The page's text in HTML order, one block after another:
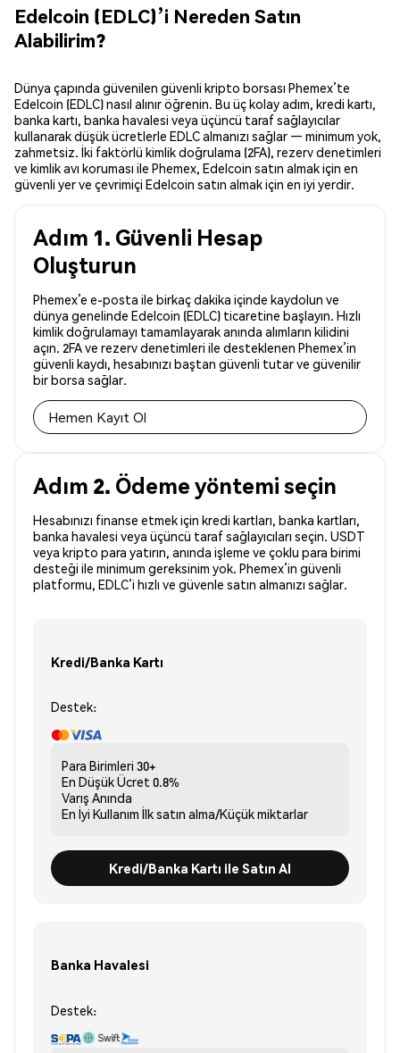
Edelcoin (EDLC)’i Nereden Satın
Alabilirim?
Dünya çapında güvenilen güvenli kripto borsası Phemex’te
Edelcoin (EDLC) nasıl alınır öğrenin. Bu üç kolay adım, kredi kartı,
banka kartı, banka havalesi veya üçüncü taraf sağlayıcılar
kullanarak düşük ücretlerle EDLC almanızı sağlar — minimum yok,
zahmetsiz. İki faktörlü kimlik doğrulama (2FA), rezerv denetimleri
ve kimlik avı koruması ile Phemex, Edelcoin satın almak için en
güvenli yer ve çevrimiçi Edelcoin satın almak için en iyi yerdir.
Adım 1. Güvenli Hesap
Oluşturun
Phemex’e e-posta ile birkaç dakika içinde kaydolun ve
dünya genelinde Edelcoin (EDLC) ticaretine başlayın. Hızlı
kimlik doğrulamayı tamamlayarak anında alımların kilidini
açın. 2FA ve rezerv denetimleri ile desteklenen Phemex’in
güvenli kaydı, hesabınızı baştan güvenli tutar ve güvenilir
bir borsa sağlar.
Hemen Kayıt Ol
Adım 2. Ödeme yöntemi seçin
Hesabınızı finanse etmek için kredi kartları, banka kartları,
banka havalesi veya üçüncü taraf sağlayıcıları seçin. USDT
veya kripto para yatırın, anında işleme ve çoklu para birimi
desteği ile minimum gereksinim yok. Phemex’in güvenli
platformu, EDLC’i hızlı ve güvenle satın almanızı sağlar.
Kredi/Banka Kartı
Destek:
Para Birimleri 30+
En Düşük Ücret 0.8%
Varış Anında
En İyi Kullanım İlk satın alma/Küçük miktarlar
Kredi/Banka Kartı ile Satın Al
Banka Havalesi
Destek: